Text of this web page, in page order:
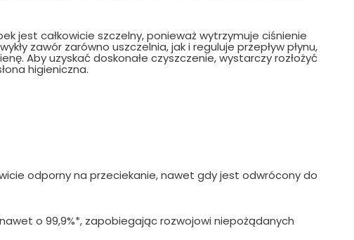
jest całkowicie szczelny, ponieważ wytrzymuje ciśnienie
zawór zarówno uszczelnia, jak i reguluje przepływ płynu,
Aby uzyskać doskonałe czyszczenie, wystarczy rozłożyć
higieniczna.
odporny na przeciekanie, nawet gdy jest odwrócony do
o 99,9%*, zapobiegając rozwojowi niepożądanych